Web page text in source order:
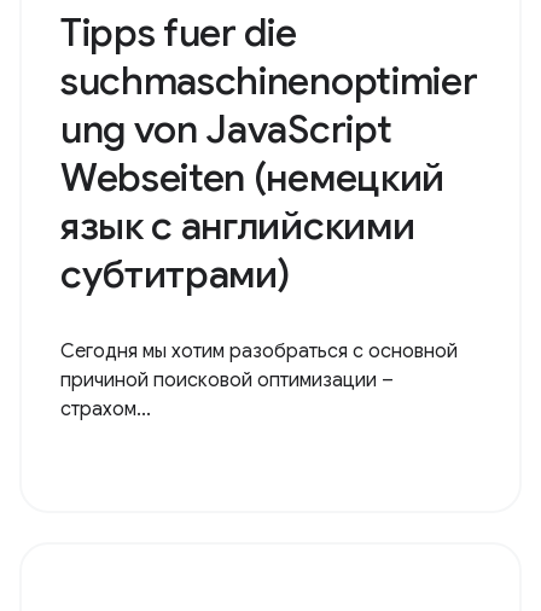
Tipps fuer die
suchmaschinenoptimier
ung von JavaScript
Webseiten (немецкий
язык с английскими
субтитрами)
Сегодня мы хотим разобраться с основной
причиной поисковой оптимизации –
страхом...